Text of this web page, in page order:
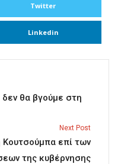
Twitter
Linkedin
θα βγούμε στη
Next Post
επί των
της κυβέρνησης